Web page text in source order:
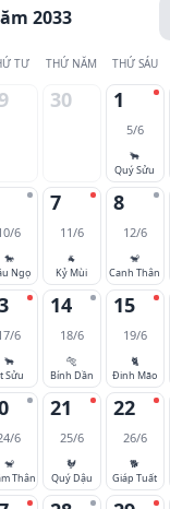
2033
TƯ THỨ NĂM THỨ SÁU
30 1
5/6
🐂
Quý Sửu
6
🐎
Ngọ
7
11/6
🐐
Kỷ Mùi
8
12/6
🐒
Canh Thân
6
🐂
Sửu
14
18/6
🐅
Bính Dần
15
19/6
🐈
Đinh Mão
6
🐒
Thân
21
25/6
🐓
Quý Dậu
22
26/6
🐕
Giáp Tuất